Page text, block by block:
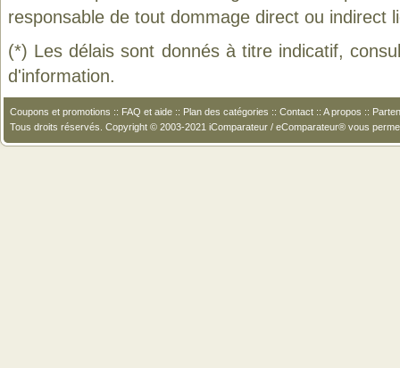
responsable de tout dommage direct ou indirect
(*) Les délais sont donnés à titre indicatif,
d'information.
Coupons et promotions :: FAQ et aide :: Plan des catégories :: Contact :: A propos ::
Tous droits réservés. Copyright © 2003-2021 iComparateur / eComparateur® vous